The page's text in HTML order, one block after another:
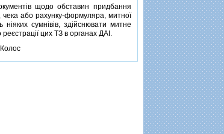
щодо обставин придбання
або рахунку-формуляра, митної
нiяких сумнiвiв, здiйснювати митне
цих ТЗ в органах ДАI.